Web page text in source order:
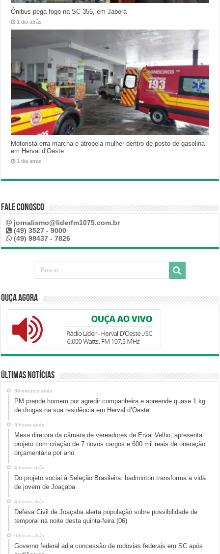
Ônibus pega fogo na SC-355, em Jaborá
1 dia atrás
Motorista erra marcha e atropela mulher dentro de posto de gasolina
em Herval d’Oeste
1 dia atrás
Fale Conosco
jornalismo@liderfm1075.com.br
(49) 3527 - 9000
(49) 98437 - 7826
Ouça Agora
Últimas Notícias
36 minutos atrás
PM prende homem por agredir companheira e apreende quase 1 kg
de drogas na sua residência em Herval d’Oeste
3 horas atrás
Mesa diretora da câmara de vereadores de Erval Velho, apresenta
projeto com criação de 7 novos cargos e 600 mil reais de oneração
orçamentária por ano
4 horas atrás
Do projeto social à Seleção Brasileira: badminton transforma a vida
de jovem de Joaçaba
4 horas atrás
Defesa Civil de Joaçaba alerta população sobre possibilidade de
temporal na noite desta quinta-feira (06)
6 horas atrás
Governo federal adia concessão de rodovias federais em SC após